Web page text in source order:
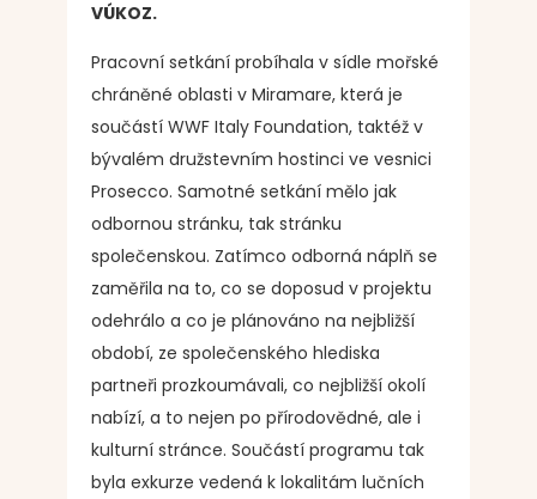
VÚKOZ.
Pracovní setkání probíhala v sídle mořské
chráněné oblasti v Miramare, která je
součástí WWF Italy Foundation, taktéž v
bývalém družstevním hostinci ve vesnici
Prosecco. Samotné setkání mělo jak
odbornou stránku, tak stránku
společenskou. Zatímco odborná náplň se
zaměřila na to, co se doposud v projektu
odehrálo a co je plánováno na nejbližší
období, ze společenského hlediska
partneři prozkoumávali, co nejbližší okolí
nabízí, a to nejen po přírodovědné, ale i
kulturní stránce. Součástí programu tak
byla exkurze vedená k lokalitám lučních